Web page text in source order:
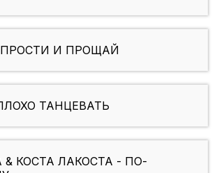
ПРОСТИ И ПРОЩАЙ
ТАНЦЕВАТЬ
КОСТА ЛАКОСТА - ПО-